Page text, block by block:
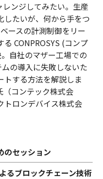
ンジしてみたい。生産
したいが、何から手をつ
ースの計測制御をリー
CONPROSYS (コンプ
自社のマザー工場での
の導入に失敗しないた
トする方法を解説しま
（コンテック株式会
トロンデバイス株式会
のセッション
るブロックチェーン技術